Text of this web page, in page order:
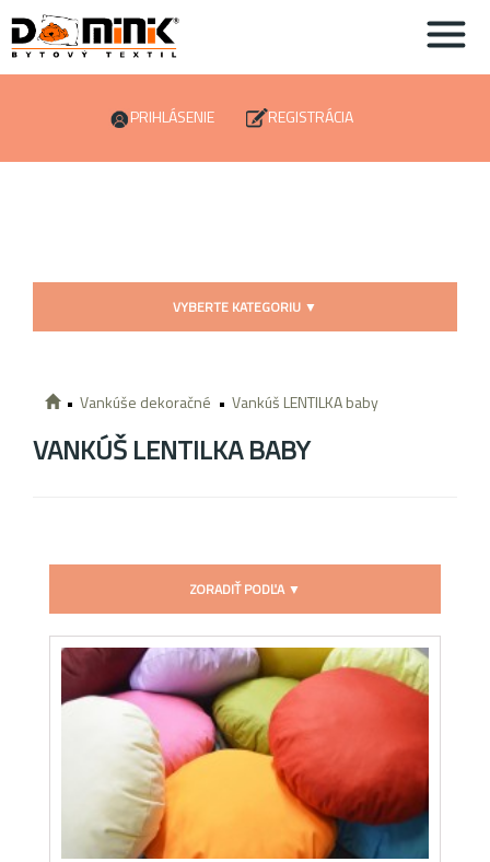
PRIHLÁSENIE REGISTRÁCIA
VYBERTE KATEGORIU ▼
Vankúše dekoračné Vankúš LENTILKA baby
VANKÚŠ LENTILKA BABY
ZORADIŤ PODĽA ▼